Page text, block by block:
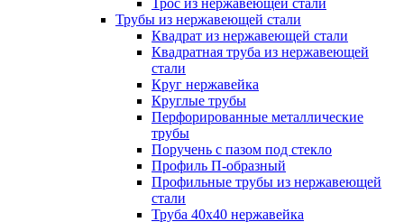
Трос из нержавеющей стали
Трубы из нержавеющей стали
Квадрат из нержавеющей стали
Квадратная труба из нержавеющей
стали
Круг нержавейка
Круглые трубы
Перфорированные металлические
трубы
Поручень с пазом под стекло
Профиль П-образный
Профильные трубы из нержавеющей
стали
Труба 40х40 нержавейка